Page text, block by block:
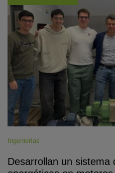
Ingenierías
Desarrollan un sistema